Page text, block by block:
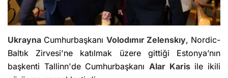
Ukrayna Cumhurbaşkanı Volodımır Zelenskıy, Nordic-
Baltık Zirvesi'ne katılmak üzere gittiği Estonya’nın
başkenti Tallinn'de Cumhurbaşkanı Alar Karisile ikili